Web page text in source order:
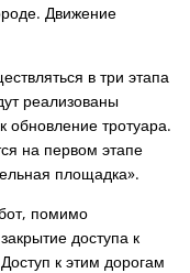
Движение
в три этапа
реализованы
обновление тротуара.
на первом этапе
площадка».
помимо
доступа к
к этим дорогам